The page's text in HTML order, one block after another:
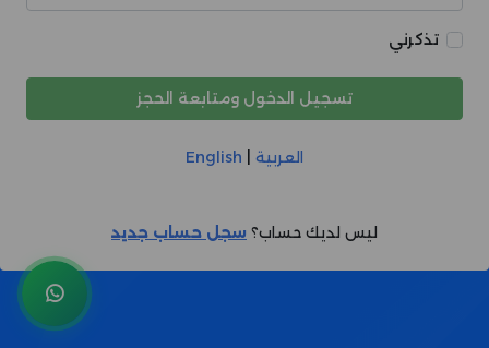
تذكرني
تسجيل الدخول ومتابعة الحجز
العربية English
ليس لديك حساب؟ سجل حساب جديد